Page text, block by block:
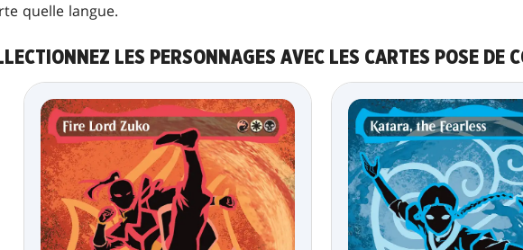
quelle langue.
LES PERSONNAGES AVEC LES CARTES POSE DE